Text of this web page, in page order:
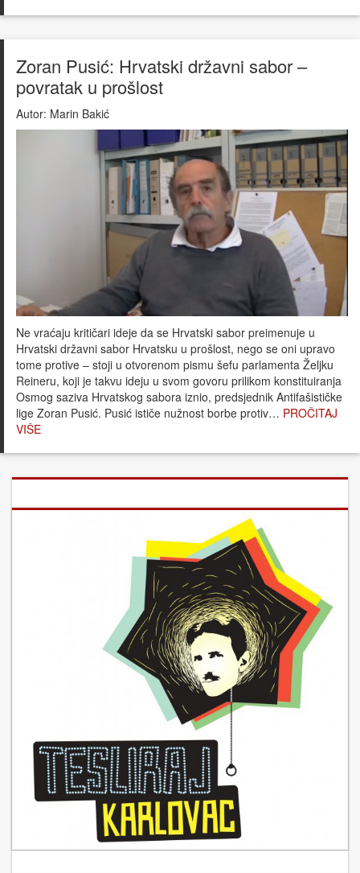
Zoran Pusić: Hrvatski državni sabor –
povratak u prošlost
Autor: Marin Bakić
Ne vraćaju kritičari ideje da se Hrvatski sabor preimenuje u
Hrvatski državni sabor Hrvatsku u prošlost, nego se oni upravo
tome protive – stoji u otvorenom pismu šefu parlamenta Željku
Reineru, koji je takvu ideju u svom govoru prilikom konstituiranja
Osmog saziva Hrvatskog sabora iznio, predsjednik Antifašističke
lige Zoran Pusić. Pusić ističe nužnost borbe protiv… PROČITAJ
VIŠE